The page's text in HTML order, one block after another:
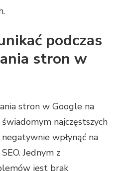
podczas
stron w
stron w Google na
najczęstszych
wpłynąć na
Jednym z
jest brak